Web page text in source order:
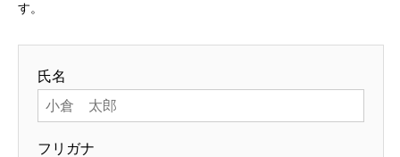
す。
氏名
フリガナ